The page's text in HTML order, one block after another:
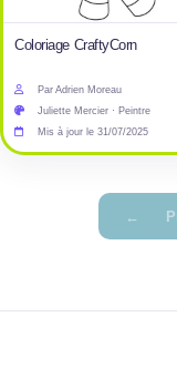
Coloriage CraftyCorn
Par Adrien Moreau
Juliette Mercier · Peintre
Mis à jour le 31/07/2025
Pagination
←